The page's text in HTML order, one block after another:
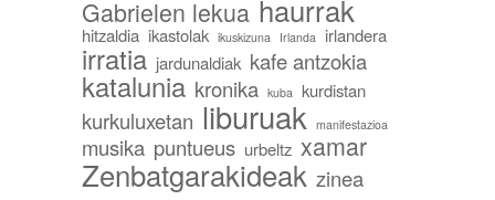
Gabrielen lekua haurrak
hitzaldia ikastolak ikuskizuna Irlanda irlandera
irratia jardunaldiak kafe antzokia
katalunia kronika kuba kurdistan
kurkuluxetan liburuak manifestazioa
musika puntueus urbeltz xamar
Zenbatgarakideak zinea